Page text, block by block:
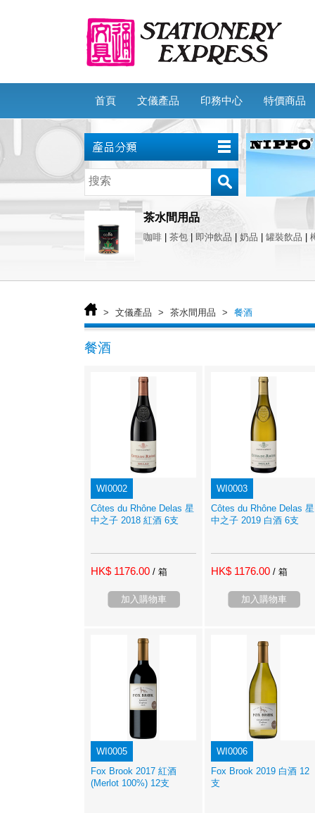
首頁 文儀產品 印務中心 特價商品
茶水間用品
咖啡 茶包 即沖飲品 奶品 罐裝飲品
> 文儀產品 > 茶水間用品 > 餐酒
餐酒
WI0002
Côtes du Rhône Delas 星
中之子 2018 紅酒 6支
HK$ 1176.00 / 箱
加入購物車
WI0003
Côtes du Rhône Delas 星
中之子 2019 白酒 6支
HK$ 1176.00 / 箱
加入購物車
WI0005
Fox Brook 2017 紅酒
(Merlot 100%) 12支
WI0006
Fox Brook 2019 白酒 12
支